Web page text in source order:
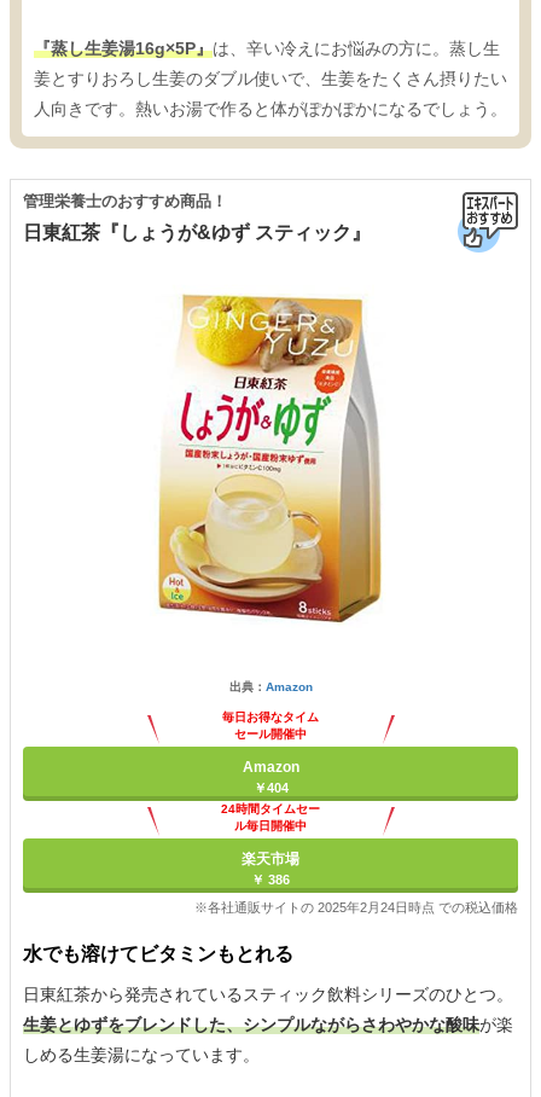
『蒸し生姜湯16g×5P』は、辛い冷えにお悩みの方に。蒸し生
姜とすりおろし生姜のダブル使いで、生姜をたくさん摂りたい
人向きです。熱いお湯で作ると体がぽかぽかになるでしょう。
日東紅茶『しょうが&ゆず スティック』
管理栄養士のおすすめ商品！
出典： Amazon
毎日お得なタイム
セール開催中
Amazon
￥404
24時間タイムセー
ル毎日開催中
楽天市場
￥ 386
※各社通販サイトの 2025年2月24日時点 での税込価格
水でも溶けてビタミンもとれる
日東紅茶から発売されているスティック飲料シリーズのひとつ。
生姜とゆずをブレンドした、シンプルながらさわやかな酸味が楽
しめる生姜湯になっています。